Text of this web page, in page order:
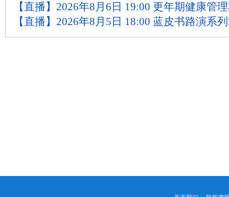
【直播】2026年8月6日 19:00 更年期健康管
【直播】2026年8月5日 18:00 蓝皮书路演系